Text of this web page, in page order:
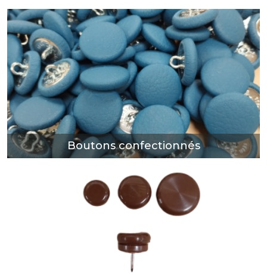
Boutons confectionnés
Boutons confectionnés
DÉCOUVRIR
Patins
DÉCOUVRIR